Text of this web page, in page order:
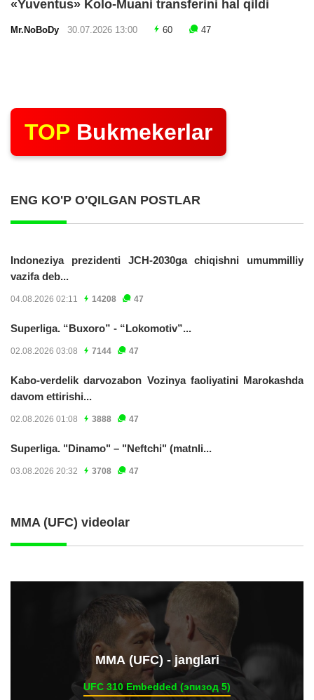
«Yuventus» Kolo-Muani transferini hal qildi
Mr.NoBoDy 30.07.2026 13:00 60 47
TOP Bukmekerlar
ENG KO'P O'QILGAN POSTLAR
Indoneziya prezidenti JCH-2030ga chiqishni umummilliy
vazifa deb...
04.08.2026 02:11 14208 47
Superliga. “Buxoro” - “Lokomotiv”...
02.08.2026 03:08 7144 47
Kabo-verdelik darvozabon Vozinya faoliyatini Marokashda
davom ettirishi...
02.08.2026 01:08 3888 47
Superliga. "Dinamo" – "Neftchi" (matnli...
03.08.2026 20:32 3708 47
MMA (UFC) videolar
ММА (UFC) - janglari
UFC 310 Embedded (эпизод 5)